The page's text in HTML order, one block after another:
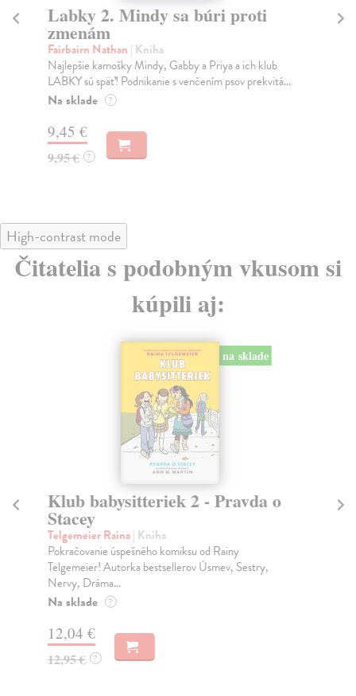
Labky 2. Mindy sa búri proti
zmenám
Fairbairn Nathan | Kniha
Najlepšie kamošky Mindy, Gabby a Priya a ich klub
LABKY sú späť! Podnikanie s venčením psov prekvitá...
Na sklade ?
9,45 €
9,95 € ?
High-contrast mode
Čitatelia s podobným vkusom si
kúpili aj:
na sklade
Klub babysitteriek 2 - Pravda o
Stacey
Telgemeier Raina| Kniha
Pokračovanie úspešného komiksu od Rainy
Telgemeier! Autorka bestsellerov Úsmev, Sestry,
Nervy, Dráma...
Na sklade ?
12,04 €
12,95 € ?